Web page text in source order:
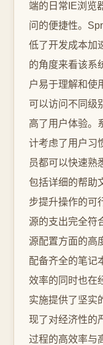
端的日常IE浏览
问的便捷性。
低了开发成本加
的角度来看该系
户易于理解和使
可以访问不同级
高了用户体验。
计考虑了用户习
员都可以快速熟
包括详细的帮助
步提升操作的可
源的支出完全符
源配置方面的高
配备齐全的笔记
效率的同时也在
实施提供了坚实
现了对经济性的
过程的高效率与